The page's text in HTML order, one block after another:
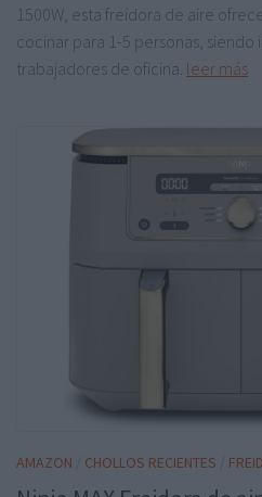
1500W, esta freidora de aire
cocinar para 1-5 personas, siendo
trabajadores de oficina. leer más
AMAZON CHOLLOS RECIENTES